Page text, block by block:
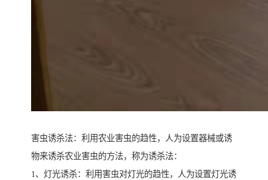
害虫诱杀法：利用农业害虫的趋性，人为设置器械或诱
物来诱杀农业害虫的方法，称为诱杀法：
1、灯光诱杀：利用害虫对灯光的趋性，人为设置灯光诱